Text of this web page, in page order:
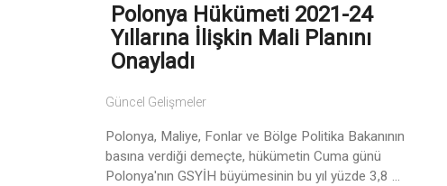
Polonya Hükümeti 2021-24
Yıllarına İlişkin Mali Planını
Onayladı
Güncel Gelişmeler
Polonya, Maliye, Fonlar ve Bölge Politika Bakanının
basına verdiği demeçte, hükümetin Cuma günü
Polonya'nın GSYİH büyümesinin bu yıl yüzde 3,8 ...